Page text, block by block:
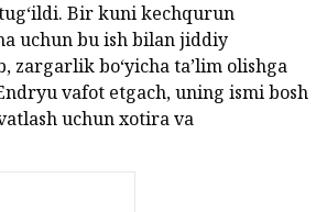
tug‘ildi. Bir kuni kechqurun
uchun bu ish bilan jiddiy
zargarlik bo‘yicha ta’lim olishga
vafot etgach, uning ismi bosh
uchun xotira va